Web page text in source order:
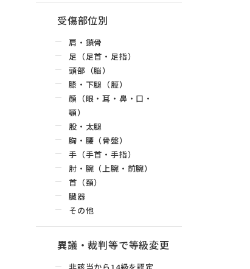
受傷部位別
肩・鎖骨
足（足首・足指）
頭部（脳）
膝・下腿（脛）
顔（眼・耳・鼻・口・
顎）
股・太腿
胸・腰（骨盤）
手（手首・手指）
肘・腕（上腕・前腕）
首（頚）
臓器
その他
異議・裁判等で等級変更